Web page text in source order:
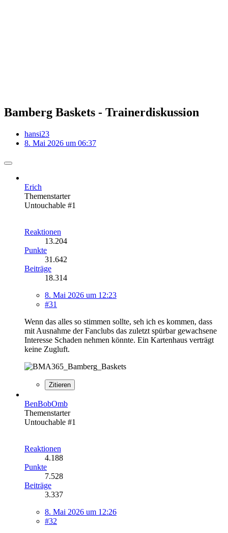
Bamberg Baskets - Trainerdiskussion
hansi23
8. Mai 2026 um 06:37
Erich
Themenstarter
Untouchable #1
Reaktionen
13.204
Punkte
31.642
Beiträge
18.314
8. Mai 2026 um 12:23
#31
Wenn das alles so stimmen sollte, seh ich es kommen, dass
mit Ausnahme der Fanclubs das zuletzt spürbar gewachsene
Interesse Schaden nehmen könnte. Ein Kartenhaus verträgt
keine Zugluft.
Zitieren
BenBobOmb
Themenstarter
Untouchable #1
Reaktionen
4.188
Punkte
7.528
Beiträge
3.337
8. Mai 2026 um 12:26
#32